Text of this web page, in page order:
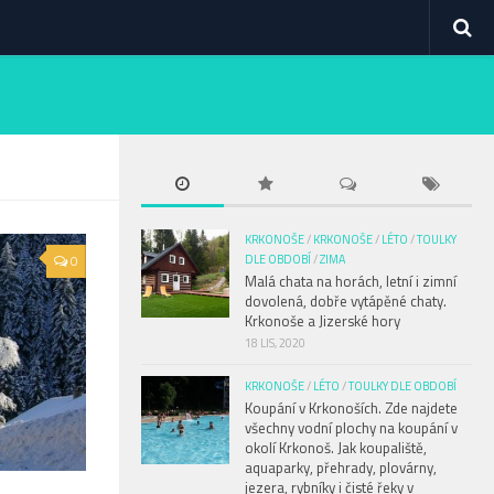
0
KRKONOŠE/KRKONOŠE/LÉTO/TOULKY
DLE OBDOBÍ/ZIMA
Malá chata na horách, letní i zimní
dovolená, dobře vytápěné chaty.
Krkonoše a Jizerské hory
18 LIS, 2020
KRKONOŠE/LÉTO/TOULKY DLE OBDOBÍ
Koupání v Krkonoších. Zde najdete
všechny vodní plochy na koupání v
okolí Krkonoš. Jak koupaliště,
aquaparky, přehrady, plovárny,
jezera, rybníky i čisté řeky v